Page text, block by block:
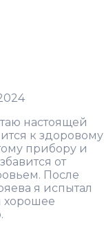
настоящей
к здоровому
прибору и
от
После
я испытал
хорошее